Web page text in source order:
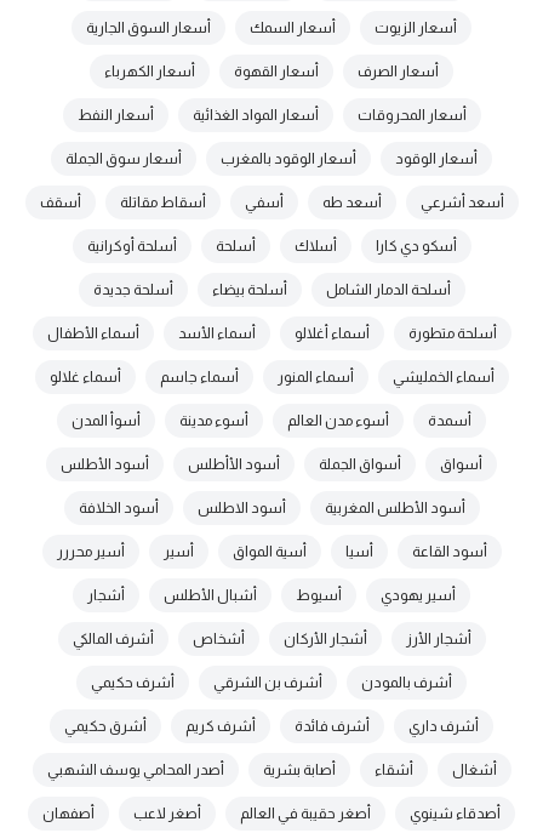
أسعار الزيوت أسعار السمك أسعار السوق الجارية
أسعار الصرف أسعار القهوة أسعار الكهرباء
أسعار المحروقات أسعار المواد الغذائية أسعار النفط
أسعار الوقود أسعار الوقود بالمغرب أسعار سوق الجملة
أسعد أشرعي أسعد طه أسفي أسقاط مقاتلة أسقف
أسكو دي كارا أسلاك أسلحة أسلحة أوكرانية
أسلحة الدمار الشامل أسلحة بيضاء أسلحة جديدة
أسلحة متطورة أسماء أغلالو أسماء الأسد أسماء الأطفال
أسماء الخمليشي أسماء المنور أسماء جاسم أسماء غلالو
أسمدة أسوء مدن العالم أسوء مدينة أسوأ المدن
أسواق أسواق الجملة أسود الأأطلس أسود الأطلس
أسود الأطلس المغربية أسود الاطلس أسود الخلافة
أسود القاعة أسيا أسية المواق أسير أسير محررر
أسير يهودي أسيوط أشبال الأطلس أشجار
أشجار الأرز أشجار الأركان أشخاص أشرف المالكي
أشرف بالمودن أشرف بن الشرقي أشرف حكيمي
أشرف داري أشرف فائدة أشرف كريم أشرق حكيمي
أشغال أشقاء أصابة بشرية أصدر المحامي يوسف الشهبي
أصدقاء شينوي أصغر حقيبة في العالم أصغر لاعب أصفهان